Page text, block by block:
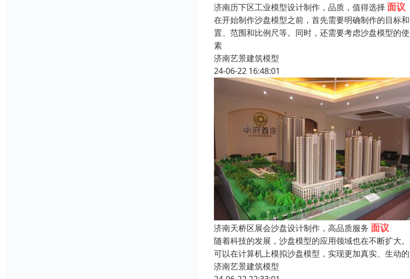
济南历下区工业模型设计制作，品质，值得选择 面议
在开始制作沙盘模型之前，首先需要明确制作的目标
置、范围和比例尺等。同时，还需要考虑沙盘模型的
素
济南艺景建筑模型
24-06-22 16:48:01
济南天桥区展会沙盘设计制作，高品质服务 面议
随着科技的发展，沙盘模型的应用领域也在不断扩大
可以在计算机上模拟沙盘模型，实现更加真实、生动
济南艺景建筑模型